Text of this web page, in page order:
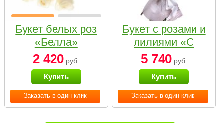
Заказать в один клик
Букет белых роз
«Белла»
2 420 руб.
Купить
Заказать в один клик
Букет с розами и
лилиями «С
наилучшими
пожеланиями»
5 740руб.
Купить